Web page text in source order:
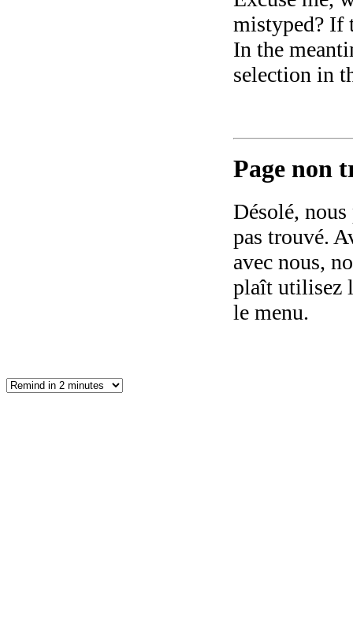
mistyped? If
In the
selection in
Page non
Désolé,
pas trouvé.
avec nous,
plaît utilisez
le menu.